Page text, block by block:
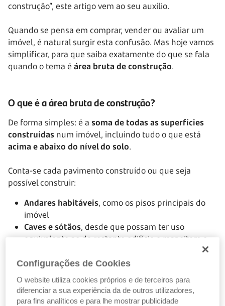
construção”, este artigo vem ao seu auxílio.
Quando se pensa em comprar, vender ou avaliar um
imóvel, é natural surgir esta confusão. Mas hoje vamos
simplificar, para que saiba exatamente do que se fala
quando o tema é área bruta de construção.
O que é a área bruta de construção?
De forma simples: é a soma de todas as superfícies
construídas num imóvel, incluindo tudo o que está
acima e abaixo do nível do solo.
Conta-se cada pavimento construído ou que seja
possível construir:
Andares habitáveis, como os pisos principais do
imóvel
Caves e sótãos, desde que possam ter uso
equivalente ao do restante edifício e respeitem o
pé‑direito mínimo regulamentar (cerca de 2,40 m)
Espaços técnicos, como salas de máquinas ou
casas de elevadores
Zonas de circulação, como escadas, corredores e
compartimentos destinados a elevadores.
Configurações de Cookies
O website utiliza cookies próprios e de terceiros para
diferenciar a sua experiência da de outros utilizadores,
para fins analíticos e para lhe mostrar publicidade